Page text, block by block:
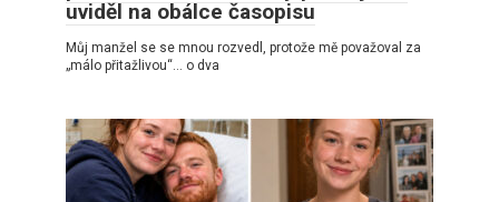
uviděl na obálce časopisu
Můj manžel se se mnou rozvedl, protože mě považoval za
„málo přitažlivou“… o dva